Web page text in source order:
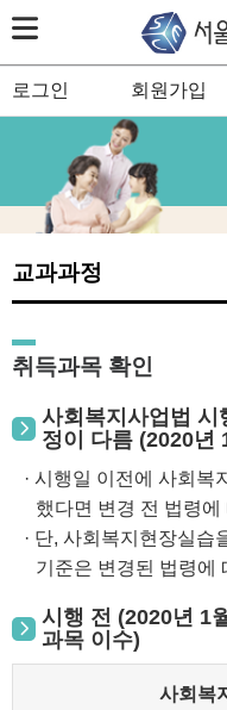
로그인 회원가입
교과과정
취득과목 확인
사회복지사업법 시
정이 다름 (2020년
· 시행일 이전에 사회복
했다면 변경 전 법령에
· 단, 사회복지현장실습
기준은 변경된 법령에
시행 전 (2020년 1
과목 이수)
사회복